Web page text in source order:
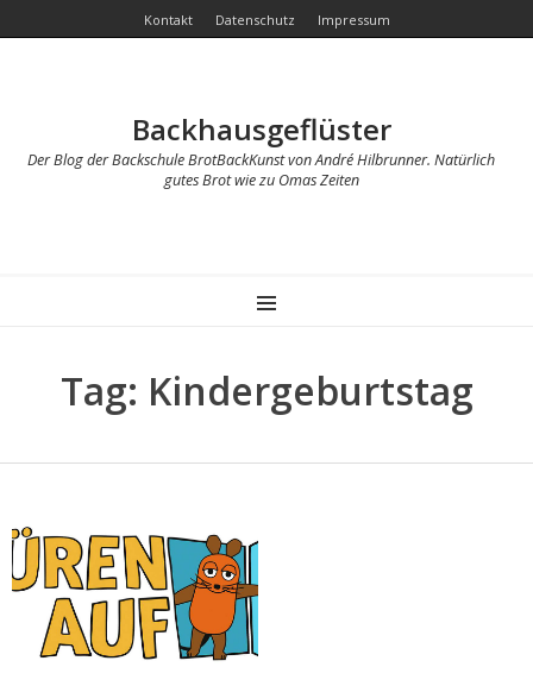
Kontakt Datenschutz Impressum
Backhausgeflüster
Der Blog der Backschule BrotBackKunst von André Hilbrunner. Natürlich
gutes Brot wie zu Omas Zeiten
MENU
Tag: Kindergeburtstag